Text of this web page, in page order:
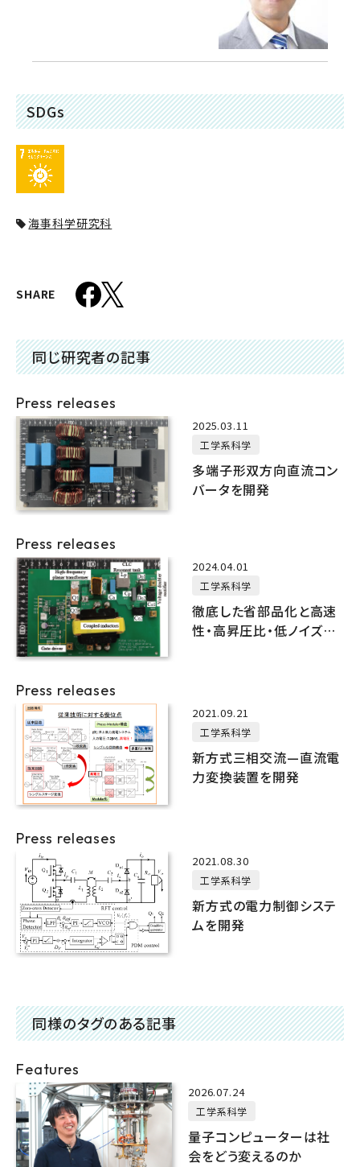
SDGs
海事科学研究科
SHARE
同じ研究者の記事
Press releases
2025.03.11
工学系科学
多端子形双方向直流コン
バータを開発
Press releases
2024.04.01
工学系科学
徹底した省部品化と高速
性・高昇圧比・低ノイズ性
Press releases
2021.09.21
工学系科学
新方式三相交流—直流電
力変換装置を開発
Press releases
2021.08.30
工学系科学
新方式の電力制御システ
ムを開発
同様のタグのある記事
Features
2026.07.24
工学系科学
量子コンピューターは社
会をどう変えるのか